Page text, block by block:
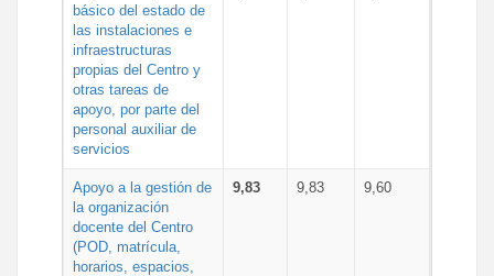
básico del estado de
las instalaciones e
infraestructuras
propias del Centro y
otras tareas de
apoyo, por parte del
personal auxiliar de
servicios
Apoyo a la gestión de
la organización
docente del Centro
(POD, matrícula,
horarios, espacios,
9,83 9,83 9,60